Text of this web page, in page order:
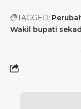
TAGGED:
Wakil bupati